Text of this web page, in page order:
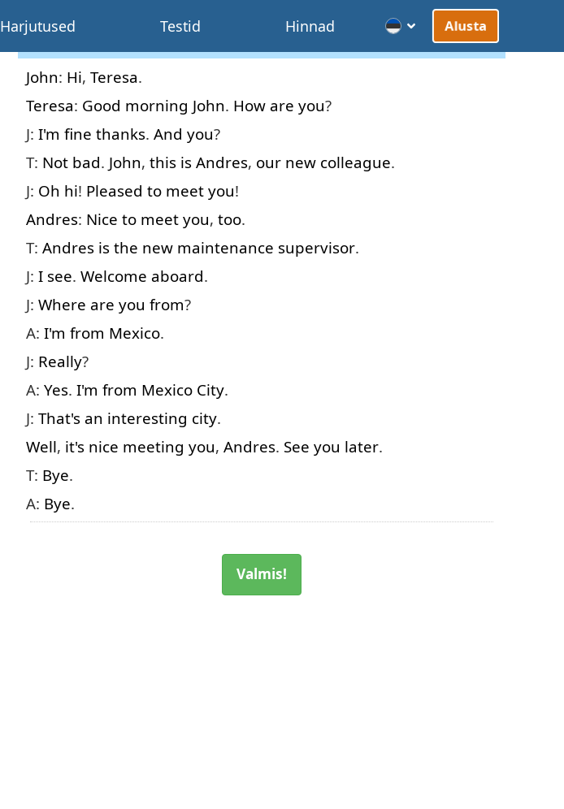
Harjutused Testid Hinnad Alusta
John: Hi, Teresa.
Teresa: Good morning John. How are you?
J: I'm fine thanks. And you?
T: Not bad. John, this is Andres, our new colleague.
J: Oh hi! Pleased to meet you!
Andres: Nice to meet you, too.
T: Andres is the new maintenance supervisor.
J: I see. Welcome aboard.
J: Where are you from?
A: I'm from Mexico.
J: Really?
A: Yes. I'm from Mexico City.
J: That's an interesting city.
Well, it's nice meeting you, Andres. See you later.
T: Bye.
A: Bye.
Valmis!